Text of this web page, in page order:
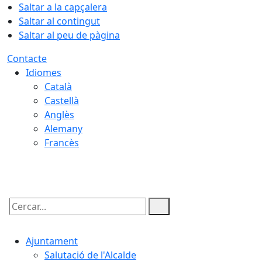
Saltar a la capçalera
Saltar al contingut
Saltar al peu de pàgina
Contacte
Idiomes
Català
Castellà
Anglès
Alemany
Francès
Cercar:
Ajuntament
Salutació de l'Alcalde